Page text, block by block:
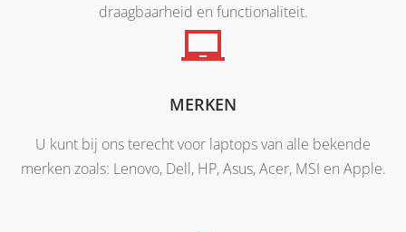
draagbaarheid en functionaliteit.
MERKEN
U kunt bij ons terecht voor laptops van alle bekende
merken zoals: Lenovo, Dell, HP, Asus, Acer, MSI en Apple.